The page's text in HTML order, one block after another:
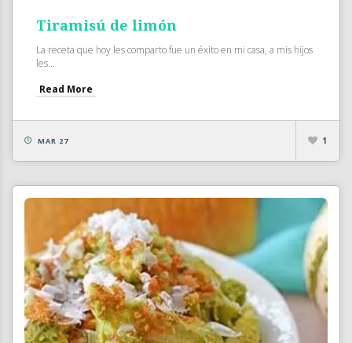
Tiramisú de limón
La receta que hoy les comparto fue un éxito en mi casa, a mis hijos
les...
Read More
MAR 27 1